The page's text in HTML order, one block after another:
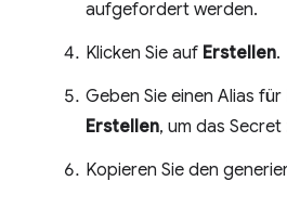
aufgefordert werden.
Klicken Sie auf Erstellen.
Geben Sie einen Alias für
Erstellen, um das
Kopieren Sie den